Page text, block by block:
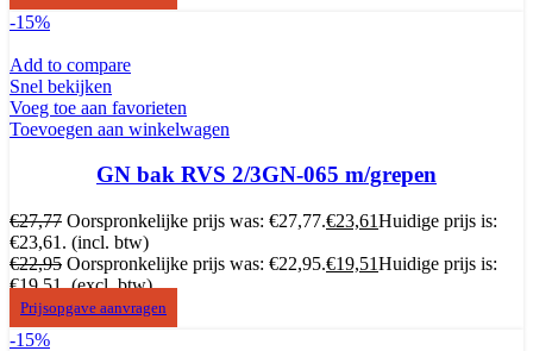
-15%
Add to compare
Snel bekijken
Voeg toe aan favorieten
Toevoegen aan winkelwagen
GN bak RVS 2/3GN-065 m/grepen
€27,77 Oorspronkelijke prijs was: €27,77.€23,61Huidige prijs is:
€23,61. (incl. btw)
€22,95 Oorspronkelijke prijs was: €22,95.€19,51Huidige prijs is:
€19,51. (excl. btw)
Prijsopgave aanvragen
-15%